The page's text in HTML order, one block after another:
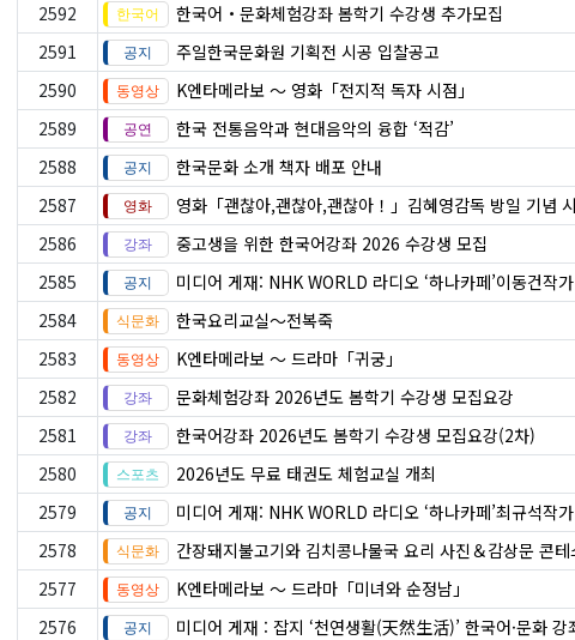
2592
한국어・문화체험강좌 봄학기 수강생 추가모집
2591
주일한국문화원 기획전 시공 입찰공고
2590
K엔타메라보 ～ 영화「전지적 독자 시점」
2589
한국 전통음악과 현대음악의 융합 ‘적감’
2588
한국문화 소개 책자 배포 안내
2587
영화「괜찮아,괜찮아,괜찮아！」김혜영감독 방일 기념
2586
중고생을 위한 한국어강좌 2026 수강생 모집
2585
미디어 게재: NHK WORLD 라디오 ‘하나카페’이동건작
2584
한국요리교실〜전복죽
2583
K엔타메라보 ～ 드라마「귀궁」
2582
문화체험강좌 2026년도 봄학기 수강생 모집요강
2581
한국어강좌 2026년도 봄학기 수강생 모집요강(2차)
2580
2026년도 무료 태권도 체험교실 개최
2579
미디어 게재: NHK WORLD 라디오 ‘하나카페’최규석작
2578
간장돼지불고기와 김치콩나물국 요리 사진＆감상문 콘
2577
K엔타메라보 ～ 드라마「미녀와 순정남」
2576
미디어 게재 : 잡지 ‘천연생활(天然生活)’ 한국어·문화 강